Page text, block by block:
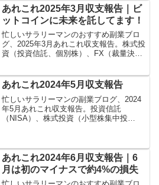
電子書籍とか）含めてプラス⇒更なる成
果に期待。
あれこれ2025年3月収支報告｜ビ
ットコインに未来を託してます！
忙しいサラリーマンのおすすめ副業ブロ
グ、2025年3月あれこれ収支報告。株式投
資（投資信託、個別株）、FX（裁量決
電子書籍とか）全部ひっくるめてマイナ
ス拡大……。
あれこれ2024年5月収支報告
忙しいサラリーマンの副業ブログ、2024
年5月あれこれ収支報告。投資信託
（NISA）、株式投資（小型株集中投
黒字です。
あれこれ2024年6月収支報告｜6
月は初のマイナスで約4%の損失